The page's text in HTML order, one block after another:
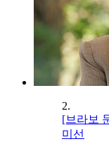
2.
[브라보
미선